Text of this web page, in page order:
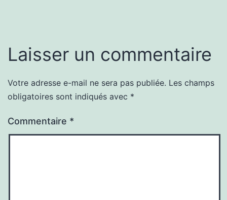
Laisser un commentaire
Votre adresse e-mail ne sera pas publiée. Les champs
obligatoires sont indiqués avec *
Commentaire *